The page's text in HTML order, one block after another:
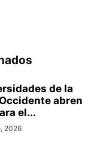
de la
abren
el...
2026